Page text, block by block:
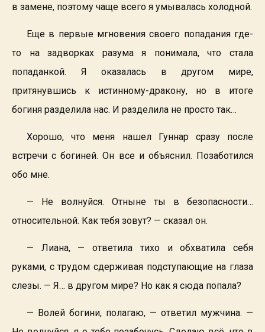
в замене, поэтому чаще всего я умывалась холодной.
Еще в первые мгновения своего попадания где-
то на задворках разума я понимала, что стала
попаданкой. Я оказалась в другом мире,
притянувшись к истинному-дракону, но в итоге
богиня разделила нас. И разделила не просто так…
Хорошо, что меня нашел Гуннар сразу после
встречи с богиней. Он все и объяснил. Позаботился
обо мне.
— Не волнуйся. Отныне ты в безопасности…
относительной. Как тебя зовут? — сказал он.
— Лиана, — ответила тихо и обхватила себя
руками, с трудом сдерживая подступающие на глаза
слезы. — Я… в другом мире? Но как я сюда попала?
— Волей богини, полагаю, — ответил мужчина. —